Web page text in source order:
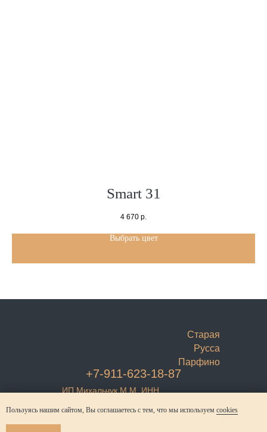
Smart 31
4 670 р.
Выбрать цвет
Пользуясь нашим сайтом, Вы соглашаетесь с тем, что мы используем cookies
Старая
Русса
Парфино
+7-911-623-18-87
№6983749
ИП Михальчук М.М. ИНН